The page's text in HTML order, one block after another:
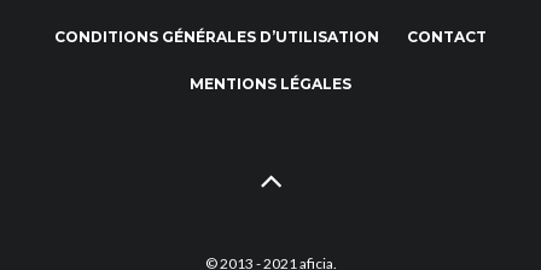
CONDITIONS GÉNÉRALES D’UTILISATION CONTACT
MENTIONS LÉGALES
© 2013 - 2021 aficia.